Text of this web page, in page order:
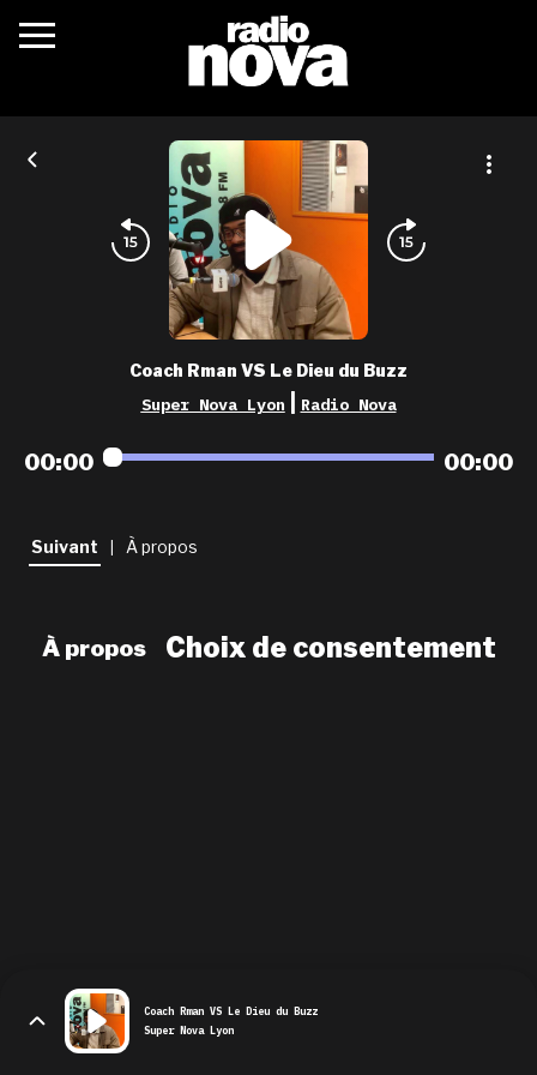
c’était quoi ?
actualités
podcasts
fréquences
nova aime
les grilles
playlists
newsletter
Coach Rman VS Le Dieu du Buzz
Super Nova Lyon Radio Nova
00:00 00:00
Suivant À propos
À propos Choix de consentement
Coach Rman VS Le Dieu du Buzz
Super Nova Lyon